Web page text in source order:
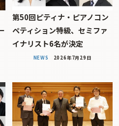
第50回ピティナ・ピアノコン
ペティション特級、セミファ
イナリスト6名が決定
NEWS 2026年7月29日